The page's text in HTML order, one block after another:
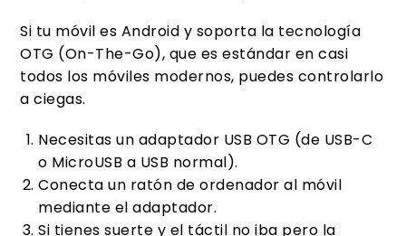
Si tu móvil es Android y soporta la tecnología
OTG (On-The-Go), que es estándar en casi
todos los móviles modernos, puedes controlarlo
a ciegas.
Necesitas un adaptador USB OTG (de USB-C
o MicroUSB a USB normal).
Conecta un ratón de ordenador al móvil
mediante el adaptador.
Si tienes suerte y el táctil no iba pero la